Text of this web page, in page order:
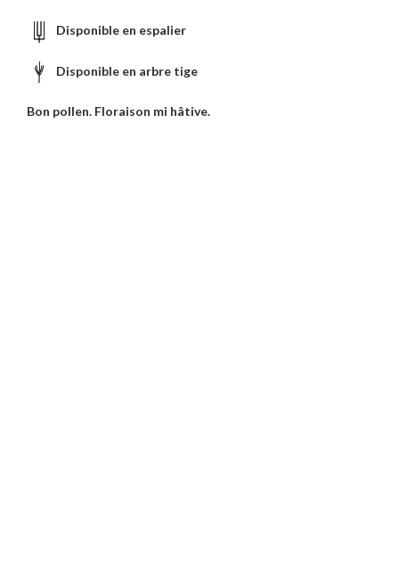
Disponible en espalier
Disponible en arbre tige
Bon pollen. Floraison mi hâtive.